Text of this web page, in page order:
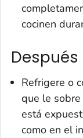
cocinen
Refrigere o
que le
está
como en el